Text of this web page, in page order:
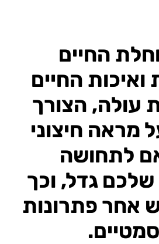
החיים
החיים
עולה, הצורך
מראה חיצוני
לתחושה
גדל, וכך
אחר פתרונות